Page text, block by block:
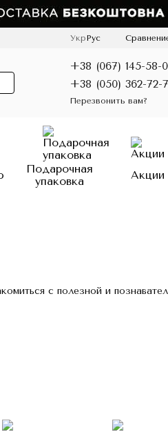
УкрРус
+38 (067) 145-58-
+38 (050) 362-72-
Перезвонить вам?
Подарочная
упаковка
Акции
с полезной и